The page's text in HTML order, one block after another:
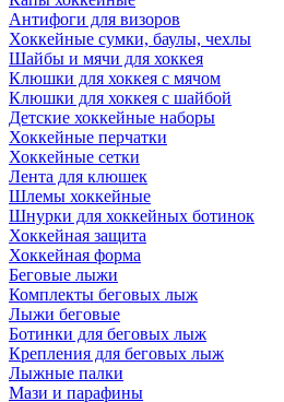
Антифоги для визоров
Хоккейные сумки, баулы, чехлы
Шайбы и мячи для хоккея
Клюшки для хоккея с мячом
Клюшки для хоккея с шайбой
Детские хоккейные наборы
Хоккейные перчатки
Хоккейные сетки
Лента для клюшек
Шлемы хоккейные
Шнурки для хоккейных ботинок
Хоккейная защита
Хоккейная форма
Беговые лыжи
Комплекты беговых лыж
Лыжи беговые
Ботинки для беговых лыж
Крепления для беговых лыж
Лыжные палки
Мази и парафины